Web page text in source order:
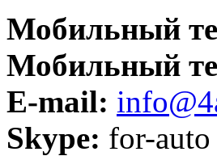
Мобильный
Мобильный
E-mail:
Skype: for-auto